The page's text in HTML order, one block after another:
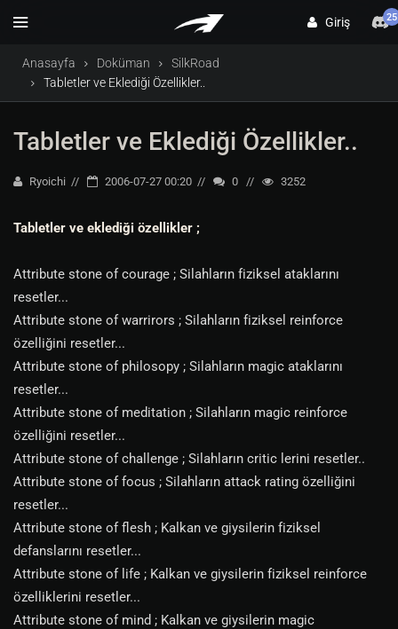
Giriş 25
Anasayfa Doküman
SilkRoad
Tabletler ve Eklediği Özellikler..
Tabletler ve Eklediği Özellikler..
Ryoichi 2006-07-27 00:20 0 3252
Tabletler ve eklediği özellikler ;
Attribute stone of courage ; Silahların fiziksel ataklarını
resetler...
Attribute stone of warrirors ; Silahların fiziksel reinforce
özelliğini resetler...
Attribute stone of philosopy ; Silahların magic ataklarını
resetler...
Attribute stone of meditation ; Silahların magic reinforce
özelliğini resetler...
Attribute stone of challenge ; Silahların critic lerini resetler..
Attribute stone of focus ; Silahların attack rating özelliğini
resetler...
Attribute stone of flesh ; Kalkan ve giysilerin fiziksel
defanslarını resetler...
Attribute stone of life ; Kalkan ve giysilerin fiziksel reinforce
özelliklerini resetler...
Attribute stone of mind ; Kalkan ve giysilerin magic